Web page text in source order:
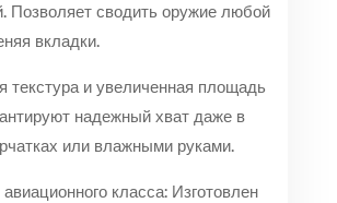
Позволяет сводить оружие любой
вкладки.
текстура и увеличенная площадь
надежный хват даже в
или влажными руками.
класса: Изготовлен